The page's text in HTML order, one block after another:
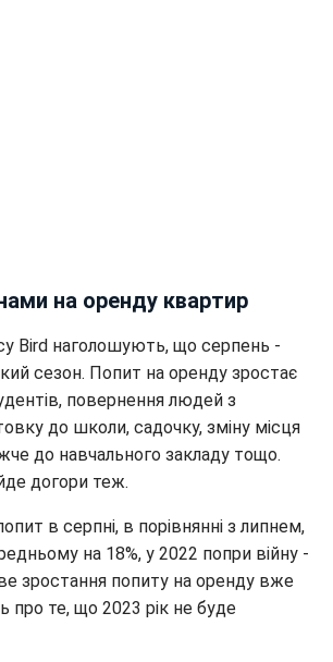
на оренду квартир
Bird наголошують, що серпень -
сезон. Попит на оренду зростає
повернення людей з
до школи, садочку, зміну місця
до навчального закладу тощо.
догори теж.
в серпні, в порівнянні з липнем,
на 18%, у 2022 попри війну -
зростання попиту на оренду вже
про те, що 2023 рік не буде